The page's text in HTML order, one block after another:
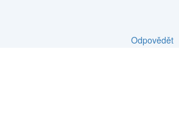
Odpovědět